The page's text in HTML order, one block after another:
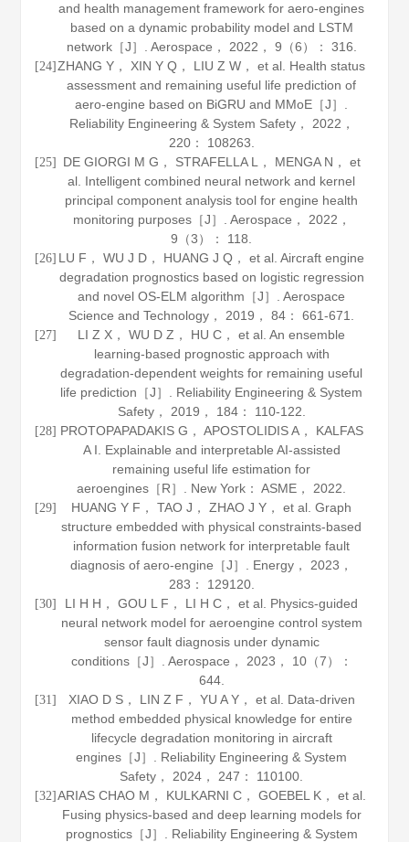
and health management framework for aero-engines
based on a dynamic probability model and LSTM
network［J］. Aerospace ， 2022 ， 9 （6）： 316.
[24] ZHANG Y， XIN Y Q， LIU Z W， et al. Health status
assessment and remaining useful life prediction of
aero-engine based on BiGRU and MMoE［J］.
Reliability Engineering & System Safety， 2022 ，
220： 108263.
[25]
DE GIORGI M G， STRAFELLA L， MENGA N， et
al. Intelligent combined neural network and kernel
principal component analysis tool for engine health
monitoring purposes［J］. Aerospace ， 2022 ，
9 （3）： 118.
[26] LU F， WU J D， HUANG J Q， et al. Aircraft engine
degradation prognostics based on logistic regression
and novel OS-ELM algorithm［J］.Aerospace
Science and Technology ， 2019 ，84 ： 661-671.
[27]
LI Z X， WU D Z， HU C， et al. An ensemble
learning-based prognostic approach with
degradation-dependent weights for remaining useful
life prediction［J］. Reliability Engineering & System
Safety， 2019 ， 184： 110-122.
[28] PROTOPAPADAKIS G， APOSTOLIDIS A， KALFAS
A I. Explainable and interpretable AI-assisted
remaining useful life estimation for
aeroengines［R］. New York： ASME， 2022
[29]
HUANG Y F， TAO J， ZHAO J Y， et al. Graph
structure embedded with physical constraints-based
information fusion network for interpretable fault
diagnosis of aero-engine［J］. Energy ， 2023 ，
283 ： 129120.
[30]
LI H H， GOU L F， LI H C， et al. Physics-guided
neural network model for aeroengine control system
sensor fault diagnosis under dynamic
conditions［J］. Aerospace ， 2023 ， 10（7）：
644.
[31]
XIAO D S， LIN Z F， YU A Y， et al. Data-driven
method embedded physical knowledge for entire
lifecycle degradation monitoring in aircraft
engines［J］. Reliability Engineering & System
Safety ， 2024 ， 247 ： 110100.
[32] ARIAS CHAO M， KULKARNI C， GOEBEL K， et al.
Fusing physics-based and deep learning models for
prognostics［J］. Reliability Engineering & System